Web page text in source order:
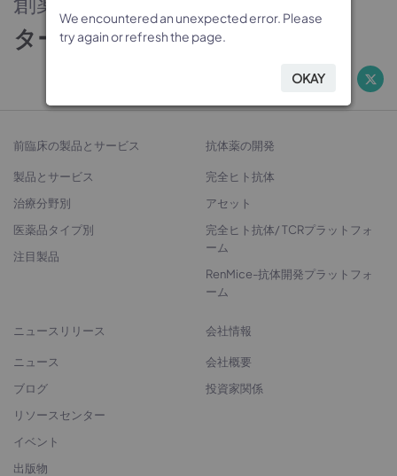
ターゲットから治療法開発へ
前臨床の製品とサービス
製品とサービス
治療分野別
医薬品タイプ別
注目製品
抗体薬の開発
完全ヒト抗体
アセット
完全ヒト抗体/ TCRプラットフォ
ーム
RenMice-抗体開発プラットフォ
ーム
ニュースリリース
ニュース
ブログ
リソースセンター
イベント
出版物
会社情報
会社概要
投資家関係
We encountered an unexpected error. Please
try again or refresh the page.
OKAY
We encountered an unexpected error. Please
try again or refresh the page.
OKAY
We encountered an unexpected error. Please
try again or refresh the page.
OKAY
We encountered an unexpected error. Please
try again or refresh the page.
OKAY